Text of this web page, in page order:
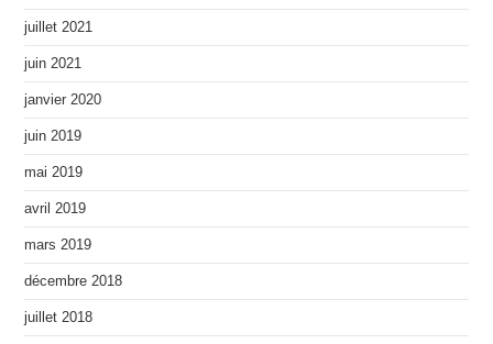
juillet 2021
juin 2021
janvier 2020
juin 2019
mai 2019
avril 2019
mars 2019
décembre 2018
juillet 2018